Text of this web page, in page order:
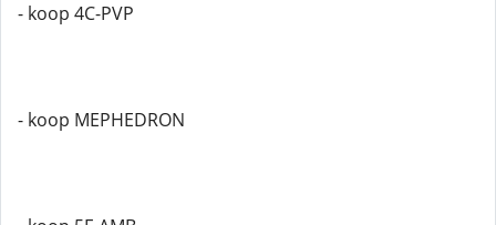
- koop 4C-PVP
- koop MEPHEDRON